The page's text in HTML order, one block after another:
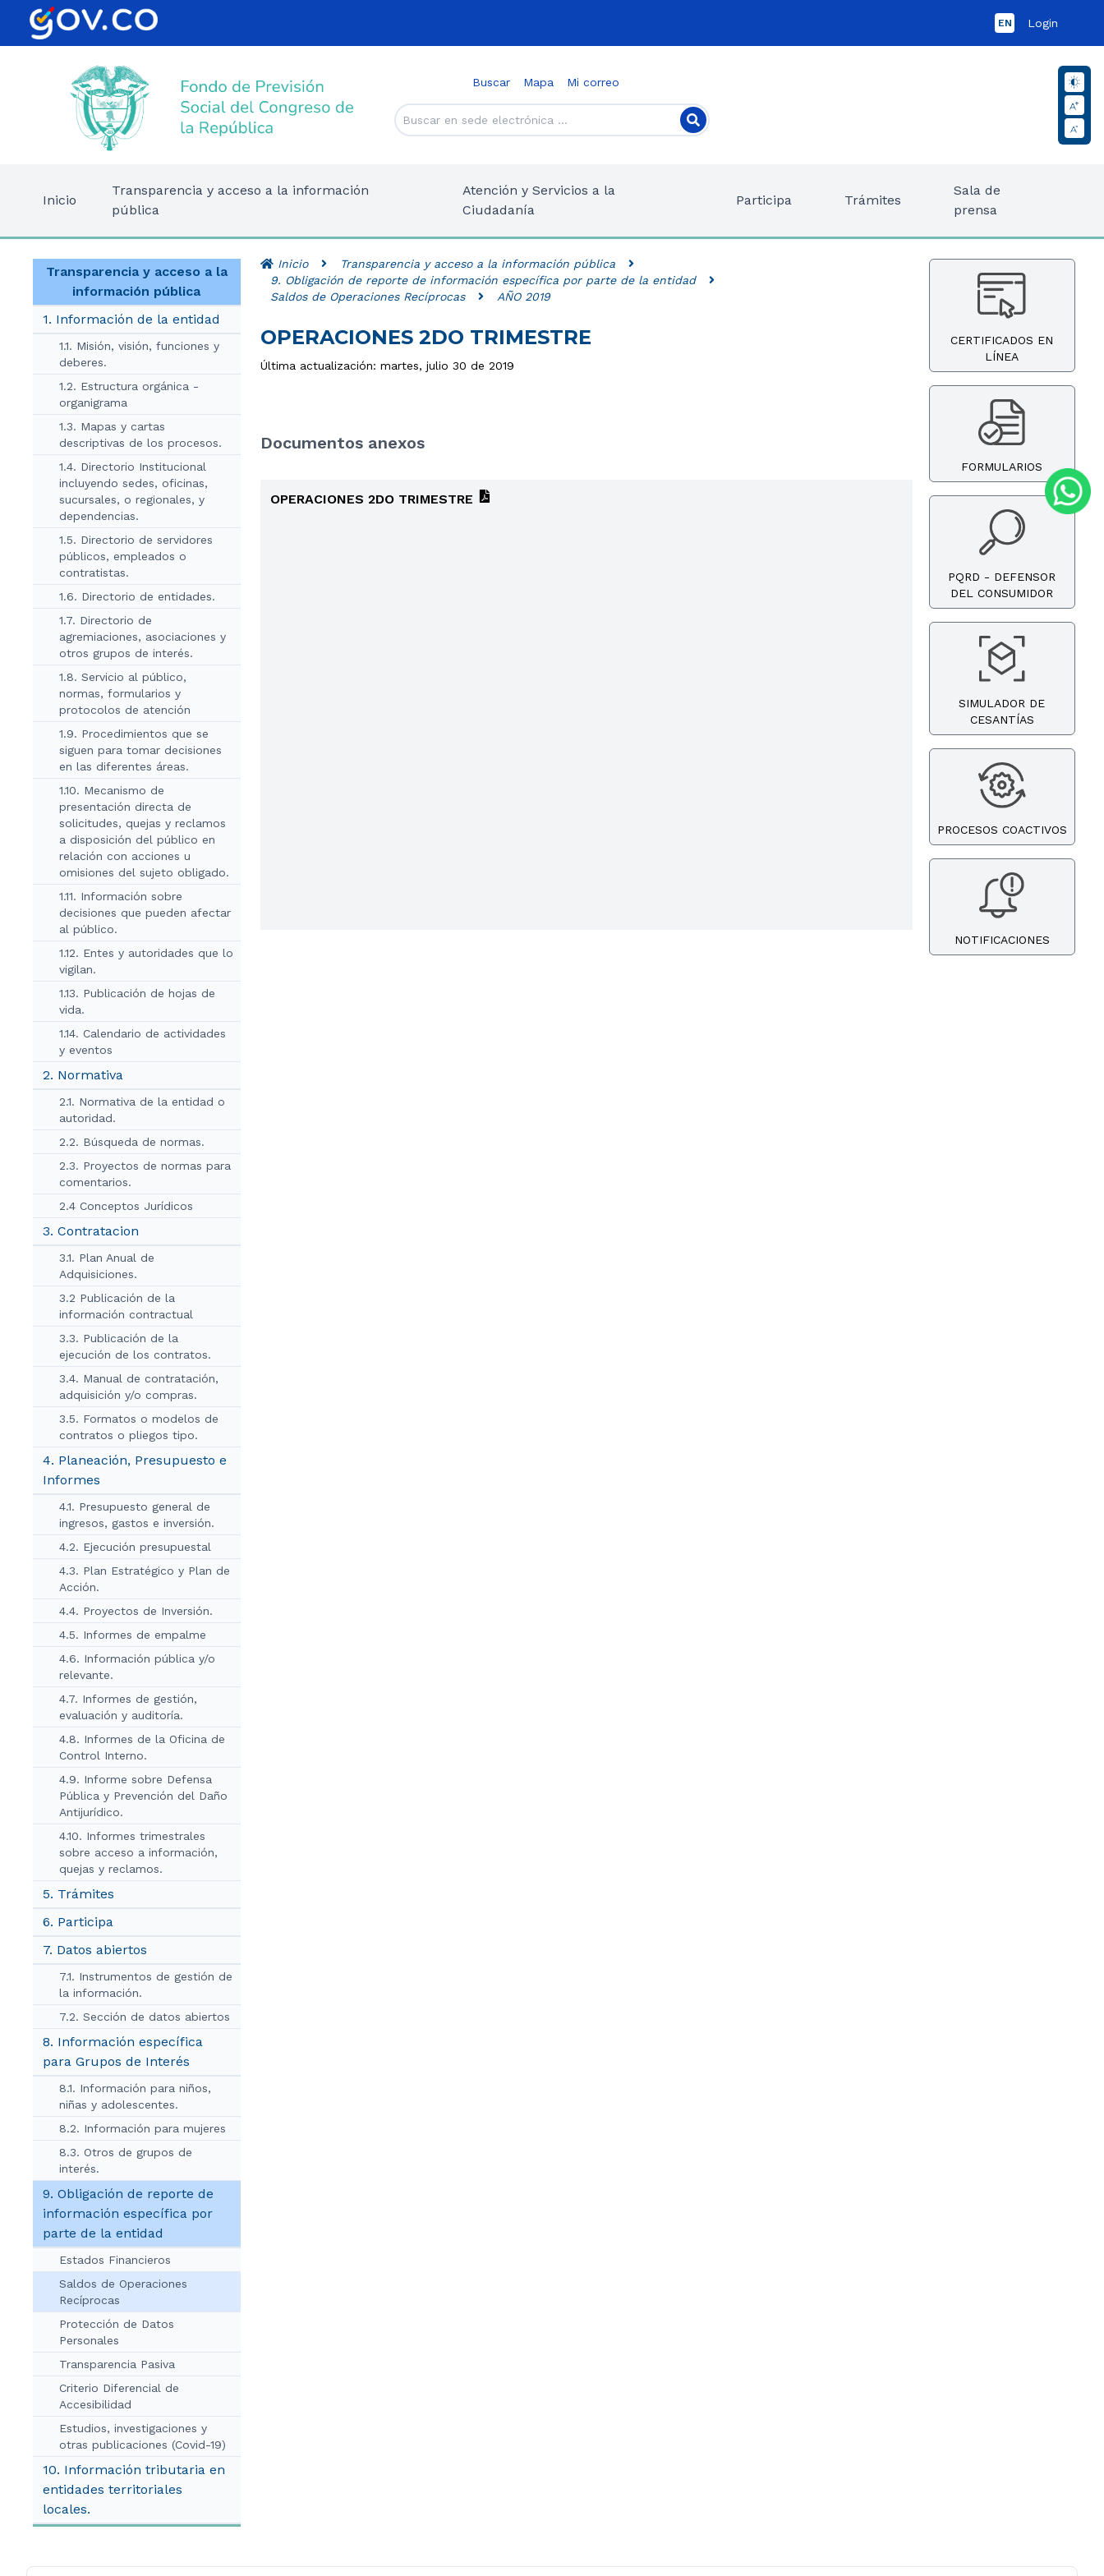
EN Login
Buscar Mapa Mi correo
Inicio
Transparencia y acceso a la información
pública
Atención y Servicios a la
Ciudadanía
Participa Trámites
Sala de
prensa
Transparencia y acceso a la
información pública
1. Información de la entidad
1.1. Misión, visión, funciones y
deberes.
1.2. Estructura orgánica -
organigrama
1.3. Mapas y cartas
descriptivas de los procesos.
1.4. Directorio Institucional
incluyendo sedes, oficinas,
sucursales, o regionales, y
dependencias.
1.5. Directorio de servidores
públicos, empleados o
contratistas.
1.6. Directorio de entidades.
1.7. Directorio de
agremiaciones, asociaciones y
otros grupos de interés.
1.8. Servicio al público,
normas, formularios y
protocolos de atención
1.9. Procedimientos que se
siguen para tomar decisiones
en las diferentes áreas.
1.10. Mecanismo de
presentación directa de
solicitudes, quejas y reclamos
a disposición del público en
relación con acciones u
omisiones del sujeto obligado.
1.11. Información sobre
decisiones que pueden afectar
al público.
1.12. Entes y autoridades que lo
vigilan.
1.13. Publicación de hojas de
vida.
1.14. Calendario de actividades
y eventos
2. Normativa
2.1. Normativa de la entidad o
autoridad.
2.2. Búsqueda de normas.
2.3. Proyectos de normas para
comentarios.
2.4 Conceptos Jurídicos
3. Contratacion
3.1. Plan Anual de
Adquisiciones.
3.2 Publicación de la
información contractual
3.3. Publicación de la
ejecución de los contratos.
3.4. Manual de contratación,
adquisición y/o compras.
3.5. Formatos o modelos de
contratos o pliegos tipo.
4. Planeación, Presupuesto e
Informes
4.1. Presupuesto general de
ingresos, gastos e inversión.
4.2. Ejecución presupuestal
4.3. Plan Estratégico y Plan de
Acción.
4.4. Proyectos de Inversión.
4.5. Informes de empalme
4.6. Información pública y/o
relevante.
4.7. Informes de gestión,
evaluación y auditoría.
4.8. Informes de la Oficina de
Control Interno.
4.9. Informe sobre Defensa
Pública y Prevención del Daño
Antijurídico.
4.10. Informes trimestrales
sobre acceso a información,
quejas y reclamos.
5. Trámites
6. Participa
7. Datos abiertos
7.1. Instrumentos de gestión de
la información.
7.2. Sección de datos abiertos
8. Información específica
para Grupos de Interés
8.1. Información para niños,
niñas y adolescentes.
8.2. Información para mujeres
8.3. Otros de grupos de
interés.
9. Obligación de reporte de
información específica por
parte de la entidad
Estados Financieros
Saldos de Operaciones
Recíprocas
Protección de Datos
Personales
Transparencia Pasiva
Criterio Diferencial de
Accesibilidad
Estudios, investigaciones y
otras publicaciones (Covid-19)
10. Información tributaria en
entidades territoriales
locales.
Inicio
Transparencia y acceso a la información pública
9. Obligación de reporte de información específica por parte de la entidad
Saldos de Operaciones Recíprocas
AÑO 2019
OPERACIONES 2DO TRIMESTRE
Última actualización: martes, julio 30 de 2019
Documentos anexos
OPERACIONES 2DO TRIMESTRE
CERTIFICADOS EN
LÍNEA
FORMULARIOS
PQRD - DEFENSOR
DEL CONSUMIDOR
SIMULADOR DE
CESANTÍAS
PROCESOS COACTIVOS
NOTIFICACIONES